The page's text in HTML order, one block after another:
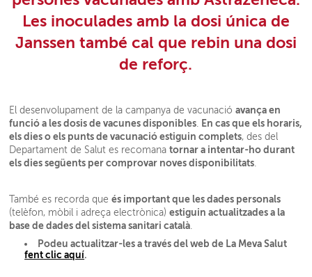
Les inoculades amb la dosi única de
Janssen també cal que rebin una dosi
de reforç.
El desenvolupament de la campanya de vacunacióavança en
funció a les dosis de vacunes disponibles
En cas que els horaris,
els dies o els punts de vacunació estiguin complets, des del
Departament de Salut es recomanatornar a intentar-ho durant
els dies següents per comprovar noves disponibilitats
També es recorda queés important que les dades personals
(telèfon, mòbil i adreça electrònica)estiguin actualitzades a la
base de dades del sistema sanitari català
Podeu actualitzar-les a través del web de La Meva Salut
fent clic aquí.